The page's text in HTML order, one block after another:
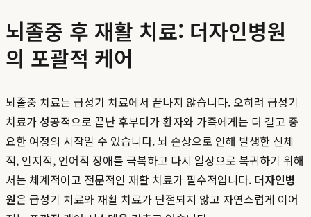
뇌졸중 후 재활 치료: 더자인병원
의 포괄적 케어
뇌졸중 치료는 급성기 치료에서 끝나지 않습니다. 오히려 급성기
치료가 성공적으로 끝난 후부터가 환자와 가족에게는 더 길고 중
요한 여정의 시작일 수 있습니다. 뇌 손상으로 인해 발생한 신체
적, 인지적, 언어적 장애를 극복하고 다시 일상으로 복귀하기 위해
서는 체계적이고 전문적인 재활 치료가 필수적입니다. 더자인병
원은 급성기 치료와 재활 치료가 단절되지 않고 자연스럽게 이어